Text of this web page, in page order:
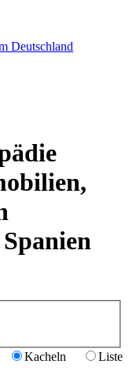
Deutschland
Liste
Kacheln